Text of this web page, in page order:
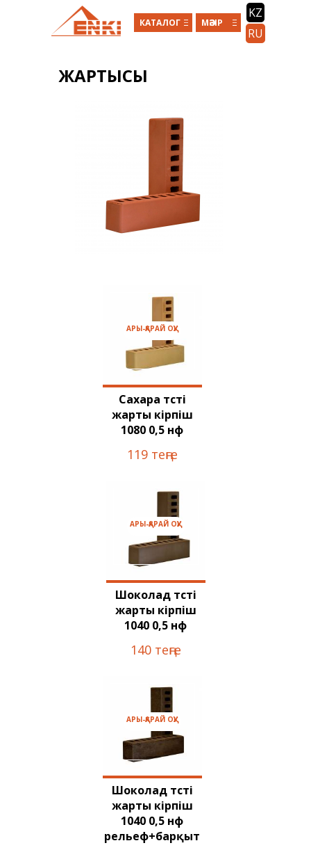
Skip to main content
КАТАЛОГ МӘЗІР
KZ
RU
ЖАРТЫСЫ
Сахара түсті
жарты кірпіш
1080 0,5 нф
119 теңге
АРЫ-ҚАРАЙ ОҚУ
Шоколад түсті
жарты кірпіш
1040 0,5 нф
140 теңге
АРЫ-ҚАРАЙ ОҚУ
Шоколад түсті
жарты кірпіш
1040 0,5 нф
рельеф+барқыт
АРЫ-ҚАРАЙ ОҚУ